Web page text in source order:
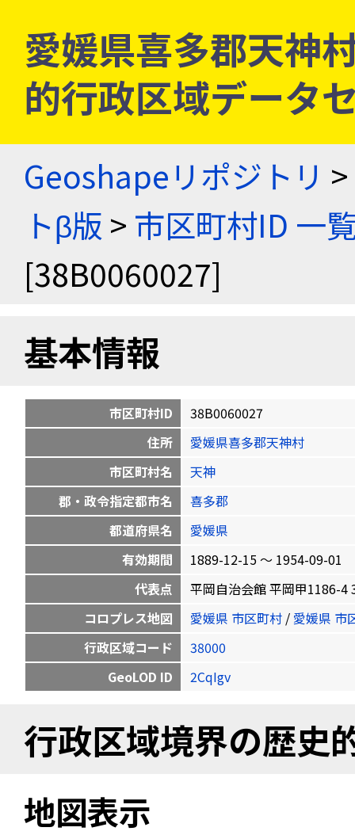
愛媛県喜多郡天神
的行政区域データ
Geoshapeリポジトリ >
トβ版 > 市区町村ID 一
[38B0060027]
基本情報
市区町村ID
38B0060027
住所
愛媛県喜多郡天神村
市区町村名
天神
郡・政令指定都市名
喜多郡
都道府県名
愛媛県
有効期間
1889-12-15 〜 1954-09-01
代表点
平岡自治会館 平岡甲1186-4
コロプレス地図
愛媛県 市区町村 / 愛媛県 市
行政区域コード
38000
GeoLOD ID
2CqIgv
行政区域境界の歴史
地図表示